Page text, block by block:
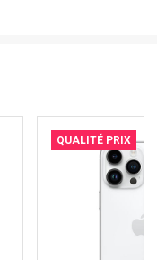
QUALITÉ PRIX